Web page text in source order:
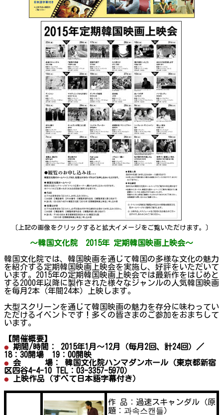
〔上記の画像をクリックすると拡大イメージをご覧いただけます。〕
～韓国文化院 2015年 定期韓国映画上映会～
韓国文化院では、韓国映画を通じて韓国の多様な文化の魅力
を紹介する定期韓国映画上映会を実施し、好評をいただいて
います。2015年の定期韓国映画上映会では最新作をはじめと
する2000年以降に製作された様々なジャンルの人気韓国映画
を毎月2本（年間24本）上映します。
大型スクリーンを通じて韓国映画の魅力を存分に味わってい
ただけるイベントです！多くの皆さまのご参加をおまちして
います。
【開催概要】
期間/時間： 2015年1月～12月（毎月2回、計24回）／
18：30開場 19：00開映
会 場： 韓国文化院ハンマダンホール（東京都新宿
区四谷4-4-10 TEL：03-3357-5970）
上映作品（すべて日本語字幕付き）
作 品：過速スキャンダル（原
題：과속스캔들）